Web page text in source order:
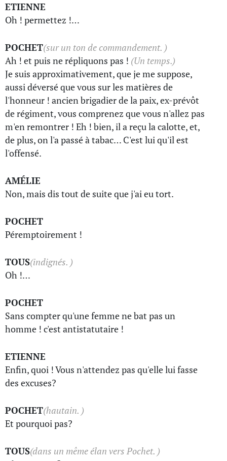
ETIENNE
Oh ! permettez !…
POCHET(sur un ton de commandement. )
Ah ! et puis ne répliquons pas ! (Un temps.)
Je suis approximativement, que je me suppose,
aussi déversé que vous sur les matières de
l'honneur ! ancien brigadier de la paix, ex-prévôt
de régiment, vous comprenez que vous n'allez pas
m'en remontrer ! Eh ! bien, il a reçu la calotte, et,
de plus, on l'a passé à tabac… C'est lui qu'il est
l'offensé.
AMÉLIE
Non, mais dis tout de suite que j'ai eu tort.
POCHET
Péremptoirement !
TOUS(indignés. )
Oh !…
POCHET
Sans compter qu'une femme ne bat pas un
homme ! c'est antistatutaire !
ETIENNE
Enfin, quoi ! Vous n'attendez pas qu'elle lui fasse
des excuses?
POCHET(hautain. )
Et pourquoi pas?
TOUS(dans un même élan vers Pochet. )